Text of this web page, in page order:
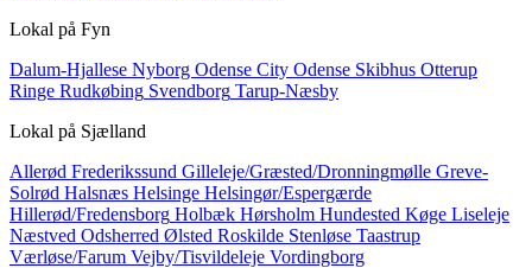
Lokal på Fyn
Dalum-Hjallese Nyborg Odense City Odense Skibhus Otterup
Ringe Rudkøbing Svendborg Tarup-Næsby
Lokal på Sjælland
Allerød Frederikssund Gilleleje/Græsted/Dronningmølle Greve-
Solrød Halsnæs Helsinge Helsingør/Espergærde
Hillerød/Fredensborg Holbæk Hørsholm Hundested Køge Liseleje
Næstved Odsherred Ølsted Roskilde Stenløse Taastrup
Værløse/Farum Vejby/Tisvildeleje Vordingborg